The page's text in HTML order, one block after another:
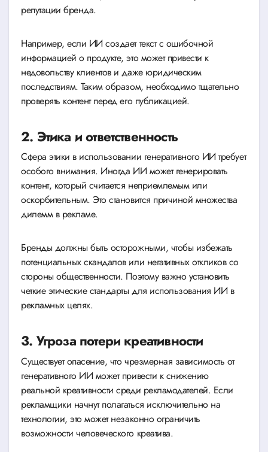
репутации бренда.
Например, если ИИ создает текст с ошибочной
информацией о продукте, это может привести к
недовольству клиентов и даже юридическим
последствиям. Таким образом, необходимо тщательно
проверять контент перед его публикацией.
2. Этика и ответственность
Сфера этики в использовании генеративного ИИ требует
особого внимания. Иногда ИИ может генерировать
контент, который считается неприемлемым или
оскорбительным. Это становится причиной множества
дилемм в рекламе.
Бренды должны быть осторожными, чтобы избежать
потенциальных скандалов или негативных откликов со
стороны общественности. Поэтому важно установить
четкие этические стандарты для использования ИИ в
рекламных целях.
3. Угроза потери креативности
Существует опасение, что чрезмерная зависимость от
генеративного ИИ может привести к снижению
реальной креативности среди рекламодателей. Если
рекламщики начнут полагаться исключительно на
технологии, это может незаконно ограничить
возможности человеческого креатива.